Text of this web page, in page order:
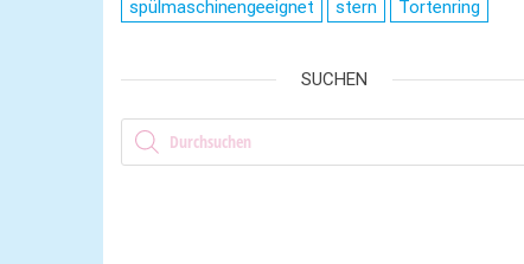
spülmaschinengeeignet
stern Tortenring
SUCHEN
Products search